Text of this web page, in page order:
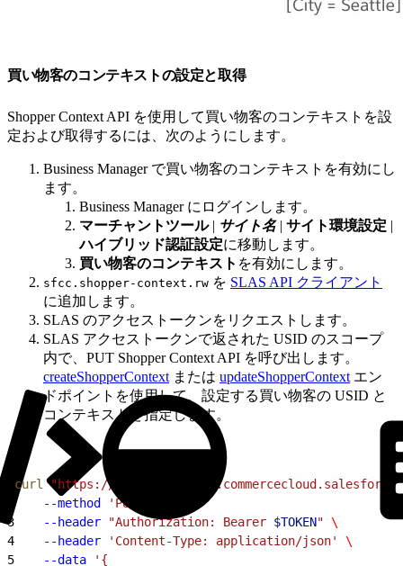
買い物客のコンテキストの設定と取得
Shopper Context API を使用して買い物客のコンテキストを設
定および取得するには、次のようにします。
Business Manager で買い物客のコンテキストを有効にし
ます。
Business Manager にログインします。
マーチャントツール| サイト名| サイト環境設定 |
ハイブリッド認証設定に移動します。
買い物客のコンテキスト を有効にします。
sfcc.shopper-context.rw を SLAS API クライアント
に追加します。
SLAS のアクセストークンをリクエストします。
SLAS アクセストークンで返された USID のスコープ
内で、PUT Shopper Context API を呼び出します。
createShopperContext または updateShopperContext エン
ドポイントを使用して、設定する買い物客の USID と
コンテキストを指定します。
curl "https://
    --method
'PUT'
3
    --header
"Authorization: Bearer $TOKEN" \
4
    --header
'Content-Type: application/json'
\
5
    --data
'{